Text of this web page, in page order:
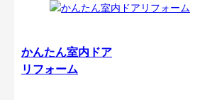
かんたん室内ドア
リフォーム